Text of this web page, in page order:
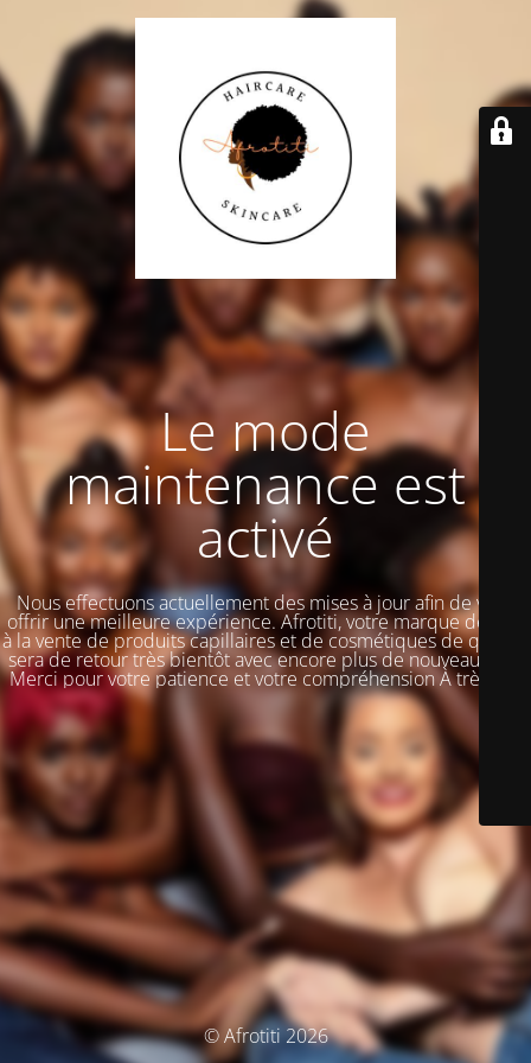
Le mode
maintenance est
activé
Nous effectuons actuellement des mises à jour afin de vous
offrir une meilleure expérience. Afrotiti, votre marque dédiée
à la vente de produits capillaires et de cosmétiques de qualité,
sera de retour très bientôt avec encore plus de nouveautés !!!
Merci pour votre patience et votre compréhension À très vite
© Afrotiti 2026